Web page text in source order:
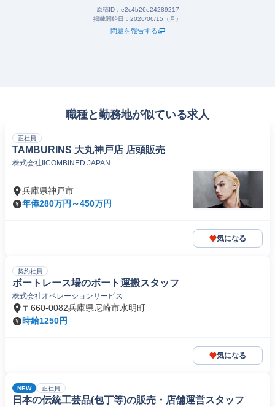
原稿ID： e2c4b26e24289217
掲載開始日： 2026/06/15（月）
問題を報告する
職種と勤務地が似ている求人
正社員
TAMBURINS 大丸神戸店 店頭販売
株式会社IICOMBINED JAPAN
兵庫県神戸市
年俸280万円～450万円
気になる
契約社員
ボートレース場のボート運搬スタッフ
株式会社オペレーションサービス
〒660-0082兵庫県尼崎市水明町
時給1250円
気になる
NEW 正社員
日本の伝統工芸品(包丁等)の販売・店舗運営スタッフ